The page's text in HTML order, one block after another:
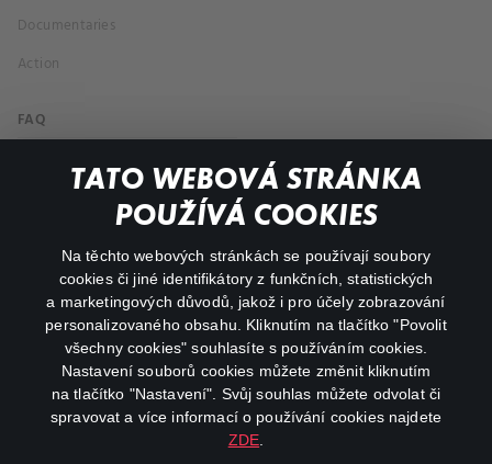
TATO WEBOVÁ STRÁNKA
POUŽÍVÁ COOKIES
Na těchto webových stránkách se používají soubory
cookies či jiné identifikátory z funkčních, statistických
a marketingových důvodů, jakož i pro účely zobrazování
personalizovaného obsahu. Kliknutím na tlačítko "Povolit
všechny cookies" souhlasíte s používáním cookies.
Nastavení souborů cookies můžete změnit kliknutím
na tlačítko "Nastavení". Svůj souhlas můžete odvolat či
spravovat a více informací o používání cookies najdete
ZDE
Documentaries
Action
FAQ
My profile
facebookinstagram
youtube